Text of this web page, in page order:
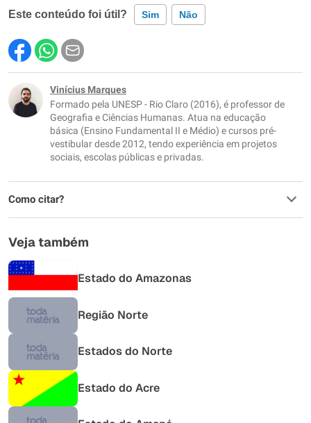
Este conteúdo foi útil? Sim Não
Este conteúdo contém informação incorreta
Este conteúdo não tem a informação que procuro
Outro
Vinícius Marques
Formado pela UNESP - Rio Claro (2016), é professor de
Geografia e Ciências Humanas. Atua na educação
básica (Ensino Fundamental II e Médio) e cursos pré-
vestibular desde 2012, tendo experiência em projetos
sociais, escolas públicas e privadas.
Como citar?
Veja também
Estado do Amazonas
Região Norte
Estados do Norte
Estado do Acre